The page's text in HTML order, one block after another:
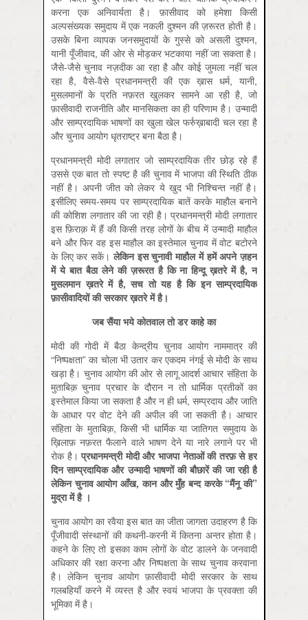
करना एक अनिवार्यता है। फ़ासीवाद को हमेशा किसी
अल्‍पसंख्‍यक समुदाय में एक नकली दुश्‍मन की ज़रूरत होती है।
उसके बिना व्‍यापक जनसमुदायों के गुस्‍से को असली दुश्‍मन,
यानी पूँजीवाद, की ओर से मोड़कर भटकाया नहीं जा सकता है।
जैसे-जैसे चुनाव नज़दीक आ रहा है और कोई जुमला नहीं चल
रहा है, वैसे-वैसे प्रधानमन्त्री की एक ख़ास धर्म, यानी,
मुसलमानों के प्रति नफ़रत खुलकर सामने आ रही है, जो
फ़ासीवादी राजनीति और मानसिकता का ही परिणाम है। उन्मादी
और साम्प्रदायिक भाषणों का खुला खेल फर्रुख़ाबादी चल रहा है
और चुनाव आयोग धृतराष्‍ट्र बना बैठा है।
प्रधानमन्त्री मोदी लगातार जो साम्प्रदायिक तीर छोड़ रहे हैं
उससे एक बात तो स्पष्ट है की चुनाव में भाजपा की स्थिति ठीक
नहीं है। अपनी जीत को लेकर ये खुद भी निश्चिन्त नहीं है।
इसीलिए समय-समय पर साम्प्रदायिक बातें करके माहौल बनाने
की कोशिश लगातार की जा रही है। प्रधानमन्त्री मोदी लगातार
इस फ़िराक़ में हैं की किसी तरह लोगों के बीच में उन्मादी माहौल
बने और फिर वह इस माहौल का इस्तेमाल चुनाव में वोट बटोरने
के लिए कर सकें।लेकिन इस चुनावी माहौल में हमें अपने ज़हन
में ये बात बैठा लेने की ज़रूरत है कि ना हिन्दू ख़तरे में है,न
मुसलमान ख़तरे में है,सच तो यह है कि इन साम्‍प्रदायिक
फ़ासीवादियों की सरकार ख़तरे में है।
जब सैंया भये कोतवाल तो डर काहे का
मोदी की गोदी में बैठा केन्‍द्रीय चुनाव आयोग नाममात्र की
“निष्पक्षता” का चोला भी उतार कर एकदम नंगई से मोदी के साथ
खड़ा है। चुनाव आयोग की ओर से लागू आदर्श आचार संहिता के
मुताबिक़ चुनाव प्रचार के दौरान न तो धार्मिक प्रतीकों का
इस्तेमाल किया जा सकता है और न ही धर्म, सम्प्रदाय और जाति
के आधार पर वोट देने की अपील की जा सकती है। आचार
संहिता के मुताबिक़, किसी भी धार्मिक या जातिगत समुदाय के
ख़िलाफ़ नफ़रत फैलाने वाले भाषण देने या नारे लगाने पर भी
रोक है।प्रधानमन्त्री मोदी और भाजपा नेताओं की तरफ़ से हर
दिन साम्प्रदायिक और उन्मादी भाषणों की बौछारें की जा रही है
लेकिन चुनाव आयोग आँख,कान और मुँह बन्द करके“मैंनू की”
मुद्रा में है ।
चुनाव आयोग का रवैया इस बात का जीता जागता उदाहरण है कि
पूँजीवादी संस्थानों की कथनी-करनी में कितना अन्तर होता है।
कहने के लिए तो इसका काम लोगों के वोट डालने के जनवादी
अधिकार की रक्षा करना और निष्पक्षता के साथ चुनाव करवाना
है। लेकिन चुनाव आयोग फ़ासीवादी मोदी सरकार के साथ
गलबहियाँ करने में व्यस्त है और स्वयं भाजपा के प्रवक्ता की
भूमिका में है।